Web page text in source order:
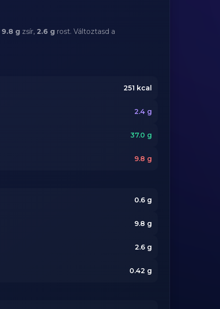
9.8 g zsír, 2.6 g rost. Változtasd a
251 kcal
2.4 g
37.0 g
9.8 g
0.6 g
9.8 g
2.6 g
0.42 g